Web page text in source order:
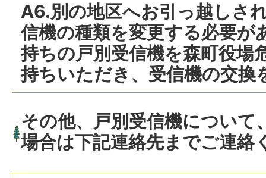
A6.別の地区へお引っ越しさ
信機の種類を変更する必要が
持ちの戸別受信機を森町役場
持ちいただき、受信機の交換
その他、戸別受信機について
場合は下記連絡先までご連絡